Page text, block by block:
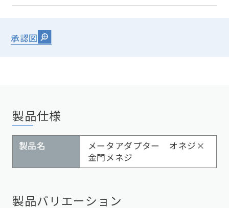
承認図
製品仕様
製品名
メータアダプター オネジ×
金門メネジ
製品バリエーション